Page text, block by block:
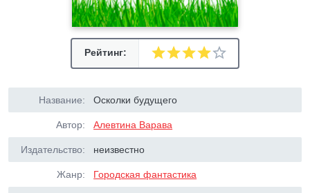
Рейтинг:
Название: Осколки будущего
Автор: Алевтина Варава
Издательство: неизвестно
Жанр: Городская фантастика